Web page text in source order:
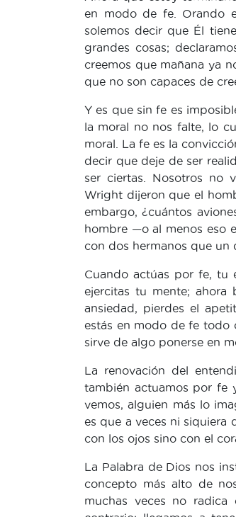
en modo de fe. Orando
solemos decir que Él
grandes cosas;
creemos que mañana ya
que no son capaces de
Y es que sin fe es
la moral no nos falte, lo
moral. La fe es la
decir que deje de ser
ser ciertas. Nosotros no
Wright dijeron que el
embargo, ¿cuántos
hombre —o al menos eso
con dos hermanos que un
Cuando actúas por fe, tu
ejercitas tu mente;
ansiedad, pierdes el
estás en modo de fe todo
sirve de algo ponerse en
La renovación del
también actuamos por fe
vemos, alguien más lo
es que a veces ni siquiera
con los ojos sino con el
La Palabra de Dios nos
concepto más alto de
muchas veces no